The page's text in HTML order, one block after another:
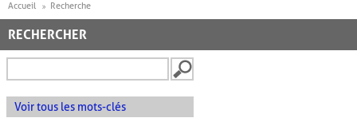
Accueil Recherche
RECHERCHER
Voir tous les mots-clés